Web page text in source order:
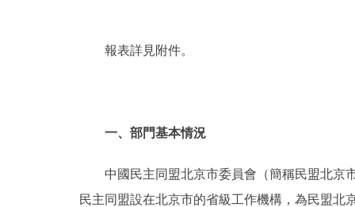
報表詳見附件。
一、部門基本情況
中國民主同盟北京市委員會（簡稱民盟北京
民主同盟設在北京市的省級工作機構，為民盟